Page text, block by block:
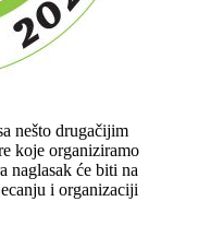
nešto drugačijim
koje organiziramo
naglasak će biti na
i organizaciji